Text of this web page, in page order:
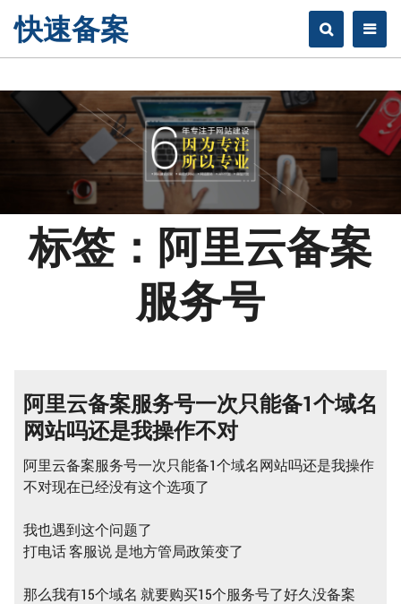
快速备案
标签：阿里云备案
服务号
阿里云备案服务号一次只能备1个域名
网站吗还是我操作不对
阿里云备案服务号一次只能备1个域名网站吗还是我操作
不对现在已经没有这个选项了
我也遇到这个问题了
打电话 客服说 是地方管局政策变了
那么我有15个域名 就要购买15个服务号了好久没备案